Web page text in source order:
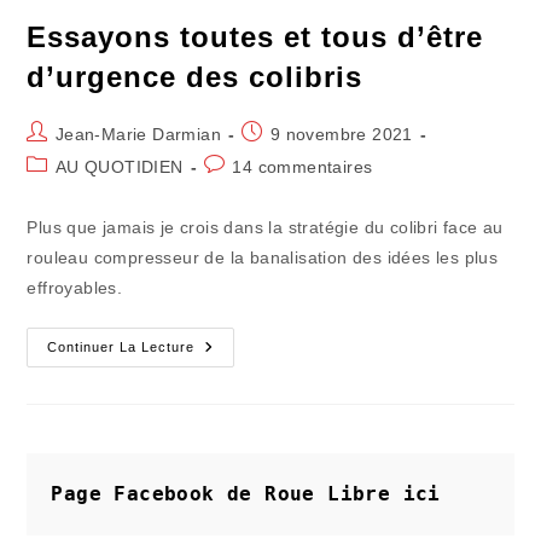
Essayons toutes et tous d’être
d’urgence des colibris
Auteur/autrice
de
Jean-Marie Darmian
Publication
publiée :
9 novembre 2021
PostAU QUOTIDIEN
Commentaires
14 commentaires
Plus que jamais je crois dans la stratégie du colibri face au
rouleau compresseur de la banalisation des idées les plus
effroyables.
Continuer La Lecture
Essayons
Toutes
Page Facebook de Roue Libre ici